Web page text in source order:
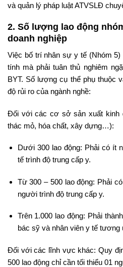
và quản lý pháp luật ATVSLĐ
2. Số lượng lao động
doanh nghiệp
Việc bố trí nhân sự y tế (Nhóm
tính mà phải tuân thủ nghiêm
BYT. Số lượng cụ thể phụ thuộc
độ rủi ro của ngành nghề:
Đối với các cơ sở sản xuất kinh
thác mỏ, hóa chất, xây dựng…):
Dưới 300 lao động: Phải có ít
tế trình độ trung cấp y.
Từ 300 – 500 lao động: Phải
người trình độ trung cấp y.
Trên 1.000 lao động: Phải
bác sỹ và nhân viên y tế tương
Đối với các lĩnh vực khác: Quy
500 lao động chỉ cần tối thiểu 01